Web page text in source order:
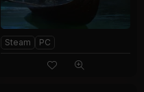
Steam PC